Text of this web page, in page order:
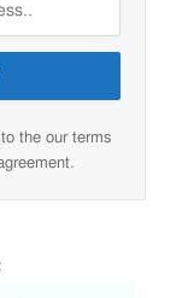
the our terms